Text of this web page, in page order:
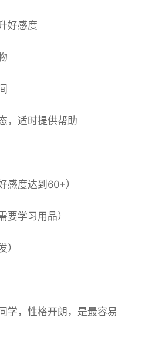
好感度
，适时提供帮助
感度达到60+）
要学习用品）
）
学，性格开朗，是最容易